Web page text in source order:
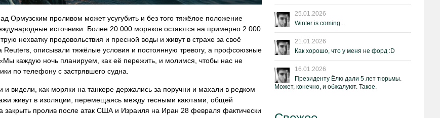
Ормузским проливом может усугубить и без того тяжёлое положение
источники. Более 20 000 моряков остаются на примерно 2 000
нехватку продовольствия и пресной воды и живут в страхе за своё
описывали тяжёлые условия и постоянную тревогу, а профсоюзные
каждую ночь планируем, как её пережить, и молимся, чтобы нас не
по телефону с застрявшего судна.
видели, как моряки на танкере держались за поручни и махали в редком
живут в изоляции, перемещаясь между тесными каютами, общей
пролив после атак США и Израиля на Иран 28 февраля фактически
25.01.2026
Winter is coming...
21.01.2026
Как хорошо, что у меня не форд :D
16.01.2026
Президенту Ёлю дали 5 лет тюрьмы.
Может, конечно, и обжалуют. Такое.